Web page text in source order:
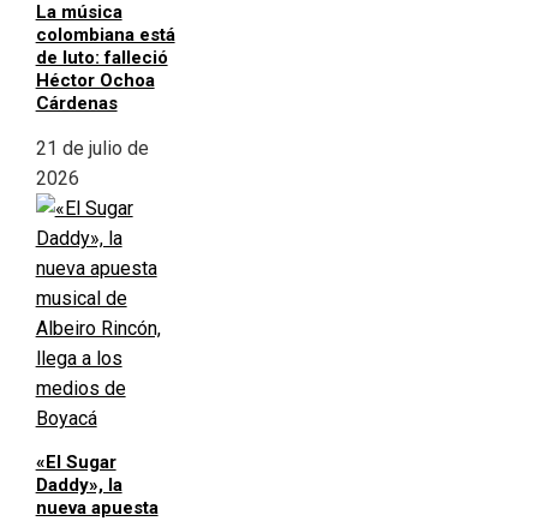
La música
colombiana está
de luto: falleció
Héctor Ochoa
Cárdenas
21 de julio de
2026
«El Sugar
Daddy», la
nueva apuesta